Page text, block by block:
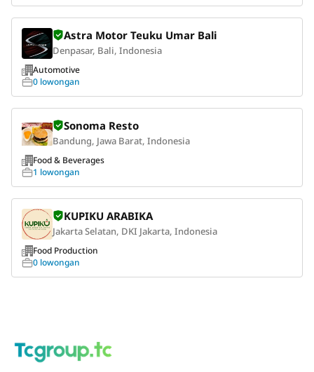
Astra Motor Teuku Umar Bali
Denpasar, Bali, Indonesia
Automotive
0 lowongan
Sonoma Resto
Bandung, Jawa Barat, Indonesia
Food & Beverages
1 lowongan
KUPIKU ARABIKA
Jakarta Selatan, DKI Jakarta, Indonesia
Food Production
0 lowongan